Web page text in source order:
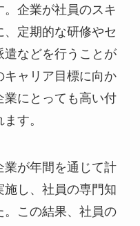
企業が社員のスキ
定期的な研修やセ
遣などを行うことが
ャリア目標に向か
業にとっても高い付
す。
が年間を通じて計
し、社員の専門知
この結果、社員の